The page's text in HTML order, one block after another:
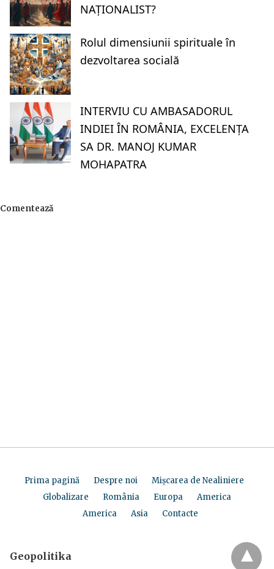
NAȚIONALIST?
Rolul dimensiunii spirituale în
dezvoltarea socială
INTERVIU CU AMBASADORUL
INDIEI ÎN ROMÂNIA, EXCELENȚA
SA DR. MANOJ KUMAR
MOHAPATRA
Comentează
Prima pagină Despre noi
Mișcarea de Nealiniere
Globalizare
România Europa
America
America
Asia Contacte
Geopolitika